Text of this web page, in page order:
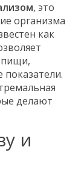
, это
организма
как
пищи,
показатели.
делают
и